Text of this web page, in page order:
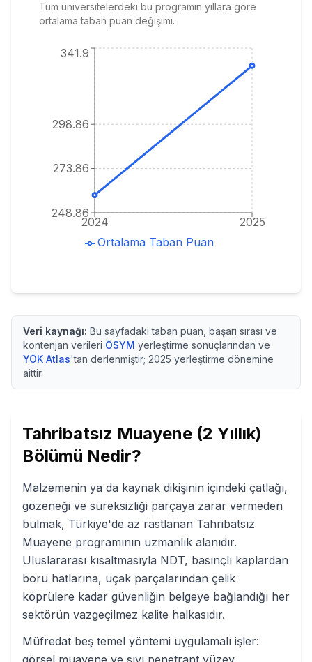
Tüm üniversitelerdeki bu programın yıllara göre
ortalama taban puan değişimi.
2024 2025
248.86
273.86
298.86
341.9
Ortalama Taban Puan
Veri kaynağı: Bu sayfadaki taban puan, başarı sırası ve
kontenjan verileri ÖSYM yerleştirme sonuçlarından ve
YÖK Atlas'tan derlenmiştir; 2025 yerleştirme dönemine
aittir.
Tahribatsız Muayene (2 Yıllık)
Bölümü Nedir?
Malzemenin ya da kaynak dikişinin içindeki çatlağı,
gözeneği ve süreksizliği parçaya zarar vermeden
bulmak, Türkiye'de az rastlanan Tahribatsız
Muayene programının uzmanlık alanıdır.
Uluslararası kısaltmasıyla NDT, basınçlı kaplardan
boru hatlarına, uçak parçalarından çelik
köprülere kadar güvenliğin belgeye bağlandığı her
sektörün vazgeçilmez kalite halkasıdır.
Müfredat beş temel yöntemi uygulamalı işler:
görsel muayene ve sıvı penetrant yüzey